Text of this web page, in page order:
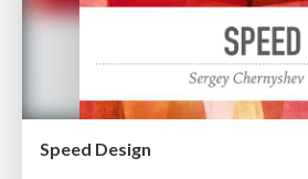
Speed Design